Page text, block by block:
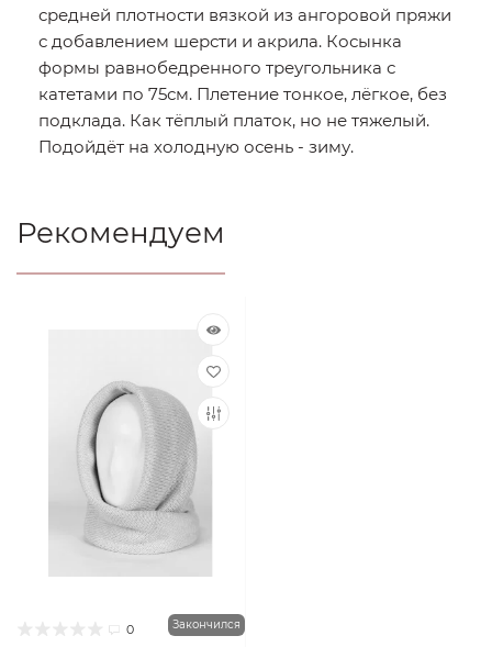
средней плотности вязкой из ангоровой пряжи
с добавлением шерсти и акрила. Косынка
формы равнобедренного треугольника с
катетами по 75см. Плетение тонкое, лёгкое, без
подклада. Как тёплый платок, но не тяжелый.
Подойдёт на холодную осень - зиму.
Рекомендуем
0 Закончился